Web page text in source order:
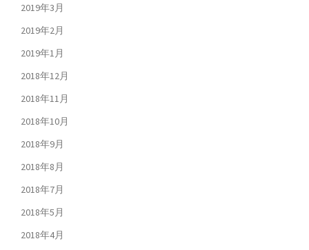
2019年3月
2019年2月
2019年1月
2018年12月
2018年11月
2018年10月
2018年9月
2018年8月
2018年7月
2018年5月
2018年4月